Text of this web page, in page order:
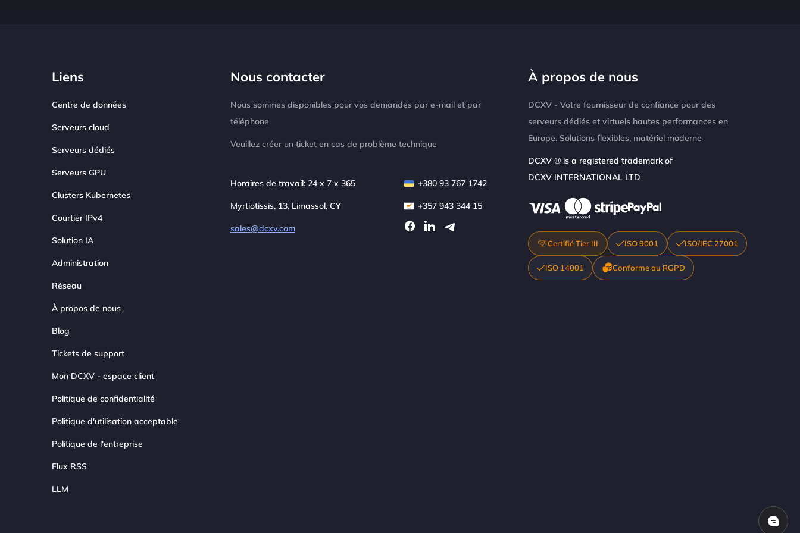
Liens
Centre de données
Serveurs cloud
Serveurs dédiés
Serveurs GPU
Clusters Kubernetes
Courtier IPv4
Solution IA
Administration
Réseau
À propos de nous
Blog
Tickets de support
Mon DCXV - espace client
Politique de confidentialité
Politique d'utilisation acceptable
Politique de l'entreprise
Flux RSS
LLM
Nous contacter
Nous sommes disponibles pour vos demandes par e-mail et par
téléphone
Veuillez créer un ticket en cas de problème technique
Horaires de travail: 24 x 7 x 365
Myrtiotissis, 13, Limassol, CY
sales@dcxv.com
+380 93 767 1742
+357 943 344 15
À propos de nous
DCXV - Votre fournisseur de confiance pour des
serveurs dédiés et virtuels hautes performances en
Europe. Solutions flexibles, matériel moderne
DCXV ® is a registered trademark of
DCXV INTERNATIONAL LTD
Certifié Tier III ISO 9001 ISO/IEC 27001
ISO 14001 Conforme au RGPD